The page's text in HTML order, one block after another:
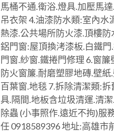
馬桶不通.衛浴.燈具.加壓馬
吊衣架 4.油漆防水類:室內水
熱漆.公共場所防火漆.頂樓防
鋁門窗:屋頂換洘漆板.白鐵門
門窗.紗窗.鐵捲門修理 6.窗
防火窗簾.耐磨塑膠地磚.壁紙
百葉窗.地毯 7.拆除清潔類:拆
具.隔間.地板含垃圾清運.清
除蟲 (小事照作.遠近不拘)服
任 0918589396 地址:高雄市